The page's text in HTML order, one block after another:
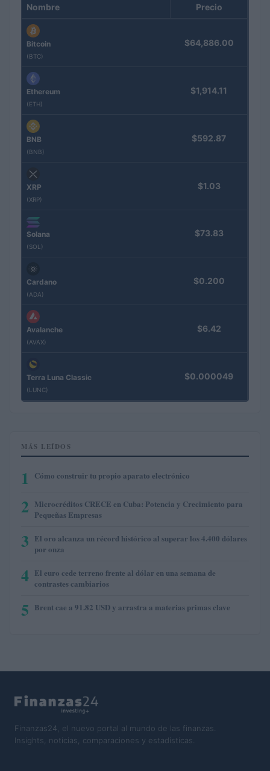
Nombre Precio
Bitcoin
(BTC)
$64,886.00
Ethereum
(ETH)
$1,914.11
BNB
(BNB)
$592.87
XRP
(XRP)
$1.03
Solana
(SOL)
$73.83
Cardano
(ADA)
$0.200
Avalanche
(AVAX)
$6.42
Terra Luna Classic
(LUNC)
$0.000049
MÁS LEÍDOS
1 Cómo construir tu propio aparato electrónico
2 Microcréditos CRECE en Cuba: Potencia y Crecimiento para
Pequeñas Empresas
3 El oro alcanza un récord histórico al superar los 4.400 dólares
por onza
4 El euro cede terreno frente al dólar en una semana de
contrastes cambiarios
5 Brent cae a 91.82 USD y arrastra a materias primas clave
Finanzas24, el nuevo portal al mundo de las finanzas.
Insights, noticias, comparaciones y estadísticas.